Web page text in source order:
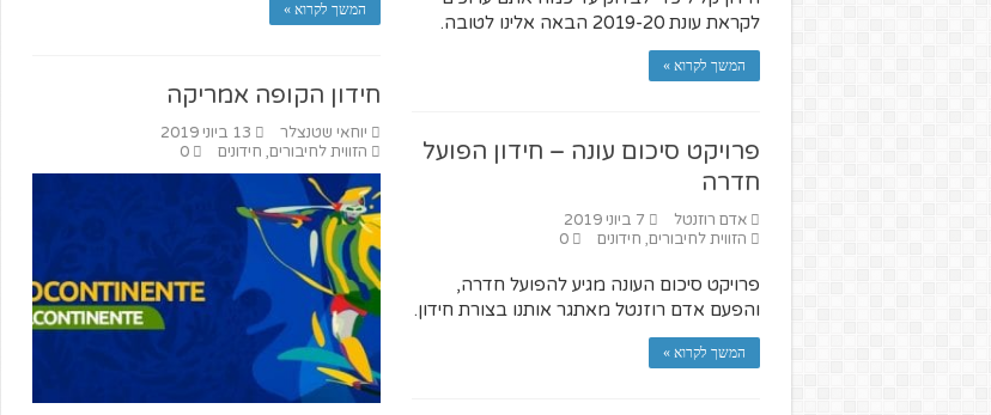
המשך לקרוא »
לקראת עונת 2019-20 הבאה אלינו לטובה.
המשך לקרוא »
חידון הקופה אמריקה
יוחאי שטנצלר
13 ביוני 2019
הזווית לחיבורים, חידונים 0
פרויקט סיכום עונה – חידון הפועל
חדרה
אדם רוזנטל
7 ביוני 2019
הזווית לחיבורים, חידונים 0
פרויקט סיכום העונה מגיע להפועל חדרה,
והפעם אדם רוזנטל מאתגר אותנו בצורת חידון.
המשך לקרוא »